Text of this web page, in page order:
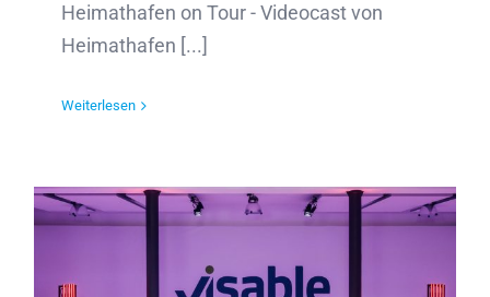
Heimathafen on Tour - Videocast von
Heimathafen [...]
Weiterlesen